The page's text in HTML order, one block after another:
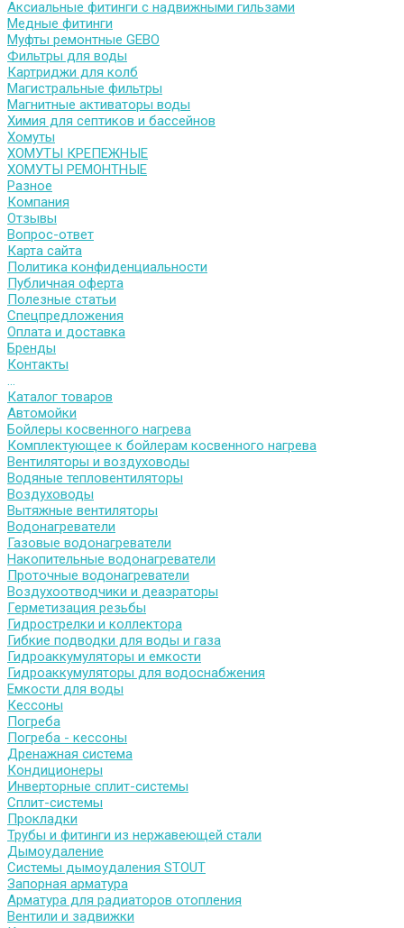
Аксиальные фитинги с надвижными гильзами
Медные фитинги
Муфты ремонтные GEBO
Фильтры для воды
Картриджи для колб
Магистральные фильтры
Магнитные активаторы воды
Химия для септиков и бассейнов
Хомуты
ХОМУТЫ КРЕПЕЖНЫЕ
ХОМУТЫ РЕМОНТНЫЕ
Разное
Компания
Отзывы
Вопрос-ответ
Карта сайта
Политика конфиденциальности
Публичная оферта
Полезные статьи
Спецпредложения
Оплата и доставка
Бренды
Контакты
...
Каталог товаров
Автомойки
Бойлеры косвенного нагрева
Комплектующее к бойлерам косвенного нагрева
Вентиляторы и воздуховоды
Водяные тепловентиляторы
Воздуховоды
Вытяжные вентиляторы
Водонагреватели
Газовые водонагреватели
Накопительные водонагреватели
Проточные водонагреватели
Воздухоотводчики и деаэраторы
Герметизация резьбы
Гидрострелки и коллектора
Гибкие подводки для воды и газа
Гидроаккумуляторы и емкости
Гидроаккумуляторы для водоснабжения
Емкости для воды
Кессоны
Погреба
Погреба - кессоны
Дренажная система
Кондиционеры
Инверторные сплит-системы
Сплит-системы
Прокладки
Трубы и фитинги из нержавеющей стали
Дымоудаление
Системы дымоудаления STOUT
Запорная арматура
Арматура для радиаторов отопления
Вентили и задвижки